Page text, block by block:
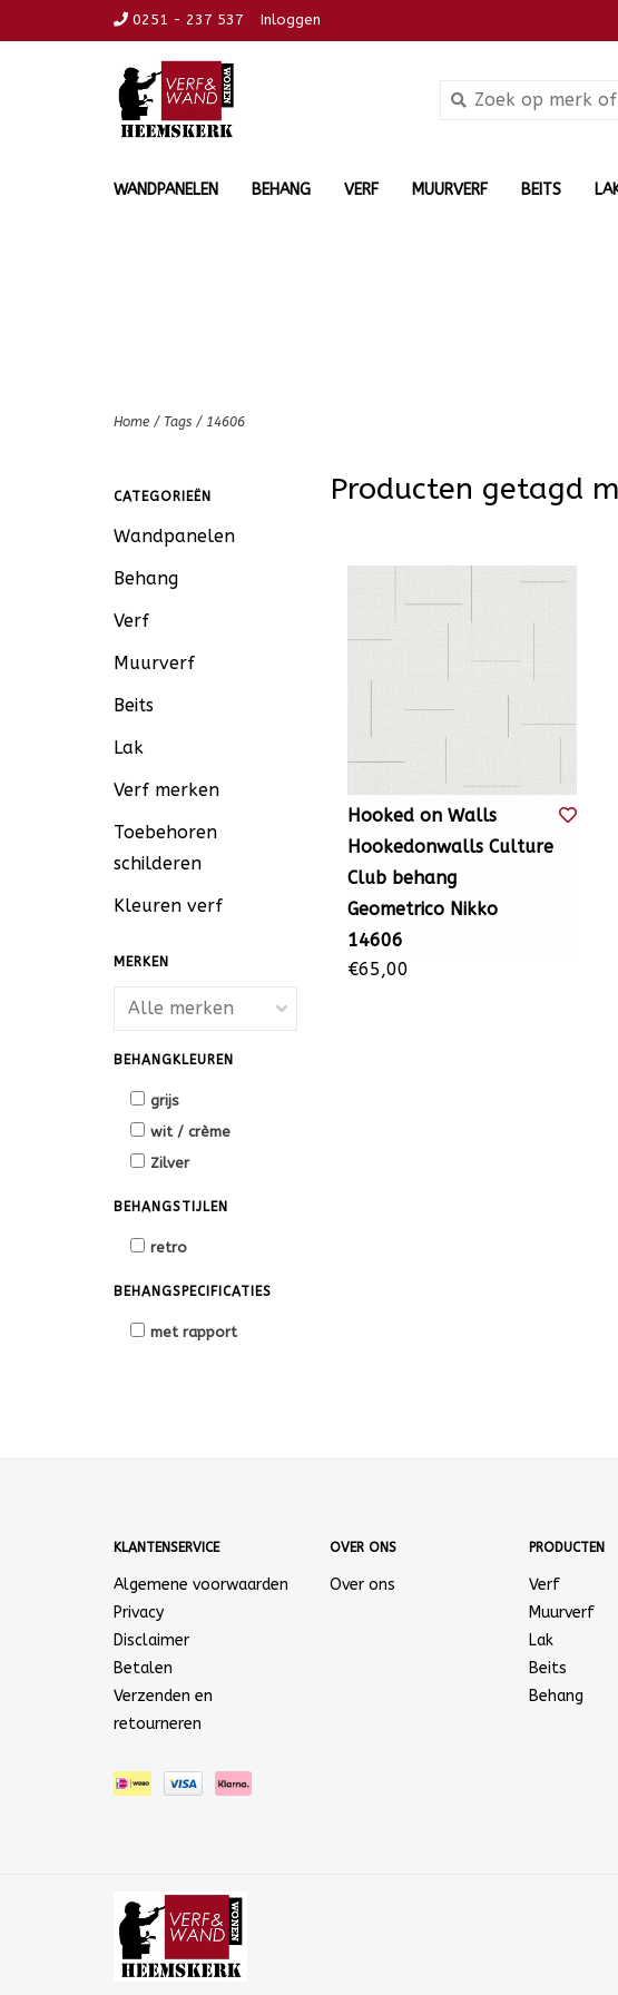
0251 - 237 537 Inloggen
WANDPANELEN BEHANG VERF MUURVERF BEITS
Home / Tags / 14606
CATEGORIEËN
Wandpanelen
Behang
Verf
Muurverf
Beits
Lak
Verf merken
Toebehoren
schilderen
Kleuren verf
MERKEN
BEHANGKLEUREN
grijs
wit / crème
Zilver
BEHANGSTIJLEN
retro
BEHANGSPECIFICATIES
met rapport
Producten getagd
Hooked on Walls
Hookedonwalls Culture
Club behang
Geometrico Nikko
14606
€65,00
KLANTENSERVICE
Algemene voorwaarden
Privacy
Disclaimer
Betalen
Verzenden en
retourneren
OVER ONS
Over ons
PRODUCTEN
Verf
Muurverf
Lak
Beits
Behang